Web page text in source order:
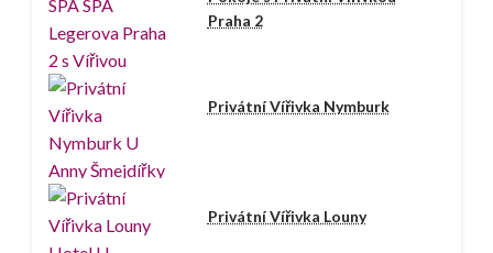
Praha 2
Privátní Vířivka Nymburk
Privátní Vířivka Louny